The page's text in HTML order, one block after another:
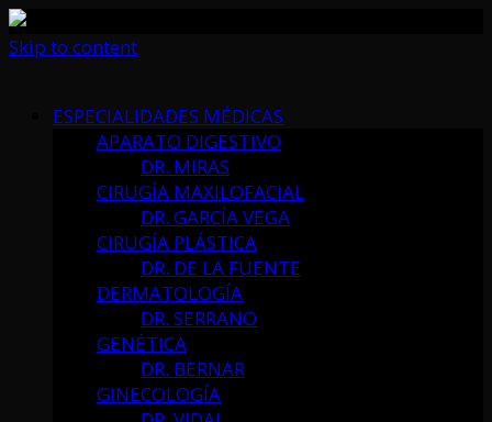
Skip to content
ESPECIALIDADES MÉDICAS
APARATO DIGESTIVO
DR. MIRAS
CIRUGÍA MAXILOFACIAL
DR. GARCÍA VEGA
CIRUGÍA PLÁSTICA
DR. DE LA FUENTE
DERMATOLOGÍA
DR. SERRANO
GENÉTICA
DR. BERNAR
GINECOLOGÍA